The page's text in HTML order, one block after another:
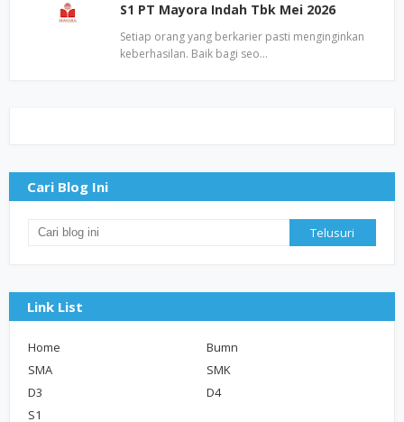
S1 PT Mayora Indah Tbk Mei 2026
Setiap orang yang berkarier pasti menginginkan
keberhasilan. Baik bagi seo…
Cari Blog Ini
Link List
Home
Bumn
SMA
SMK
D3
D4
S1